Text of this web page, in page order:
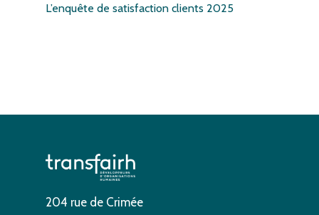
L’enquête de satisfaction clients 2025
204 rue de Crimée